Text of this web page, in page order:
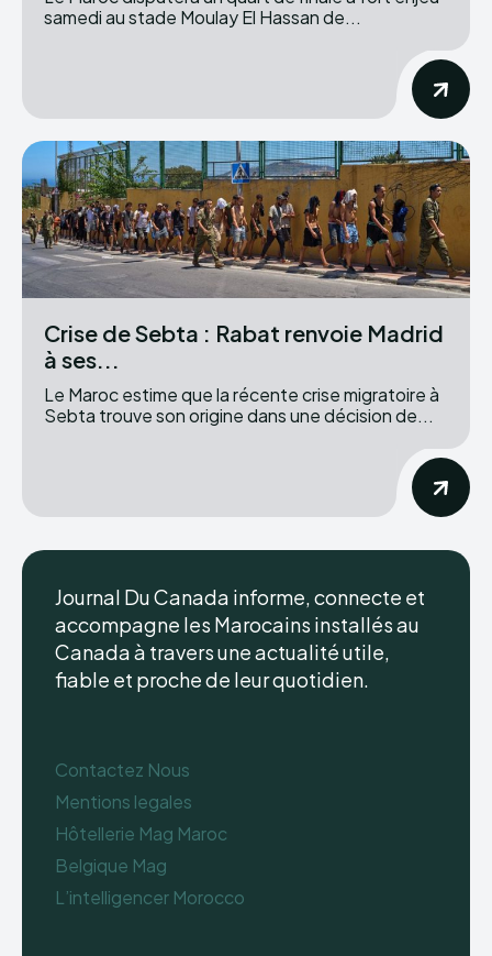
samedi au stade Moulay El Hassan de...
Crise de Sebta : Rabat renvoie Madrid
à ses...
Le Maroc estime que la récente crise migratoire à
Sebta trouve son origine dans une décision de...
Journal Du Canada informe, connecte et
accompagne les Marocains installés au
Canada à travers une actualité utile,
fiable et proche de leur quotidien.
Contactez Nous
Mentions legales
Hôtellerie Mag Maroc
Belgique Mag
L’intelligencer Morocco